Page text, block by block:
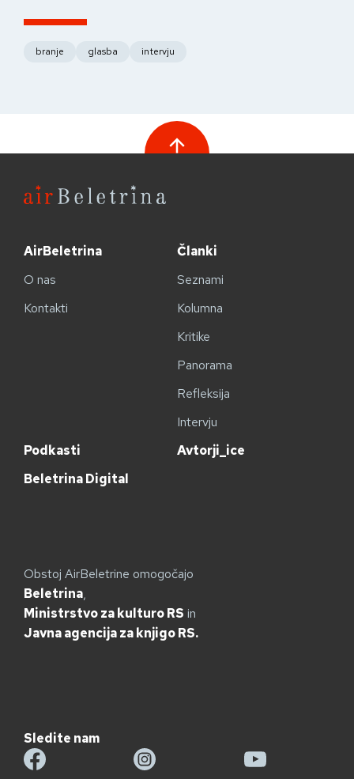
branje glasba intervju
AirBeletrina
O nas
Kontakti
Članki
Seznami
Kolumna
Kritike
Panorama
Refleksija
Intervju
Podkasti
Avtorji_ice
Beletrina Digital
Obstoj AirBeletrine omogočajo
Beletrina,
Ministrstvo za kulturo RS in
Javna agencija za knjigo RS.
Sledite nam